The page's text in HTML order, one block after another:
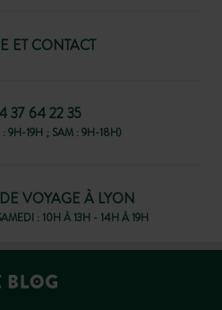
ET CONTACT
37 64 22 35
9H-19H ; SAM : 9H-18H)
VOYAGE À LYON
: 10H À 13H - 14H À 19H